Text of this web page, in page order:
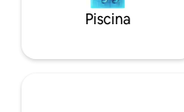
Piscina